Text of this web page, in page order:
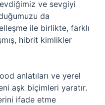
ve sevgiyi
da
ile birlikte, farklı
hibrit kimlikler
anlatıları ve yerel
aşk biçimleri yaratır.
ifade etme